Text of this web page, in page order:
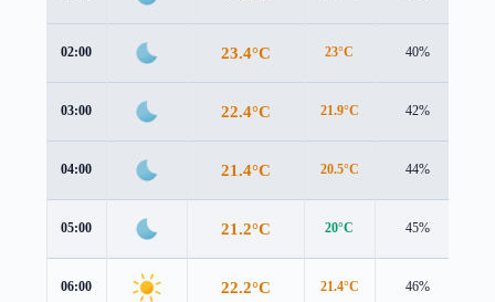
02:00 23.4°C 23°C 40%
03:00 22.4°C 21.9°C 42%
04:00 21.4°C 20.5°C 44%
05:00 21.2°C 20°C 45%
06:00 22.2°C 21.4°C 46%